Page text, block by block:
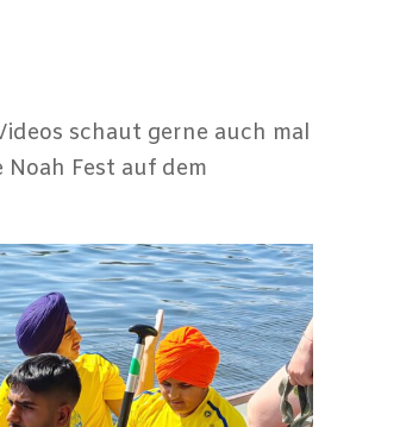
schaut gerne auch mal
Fest auf dem